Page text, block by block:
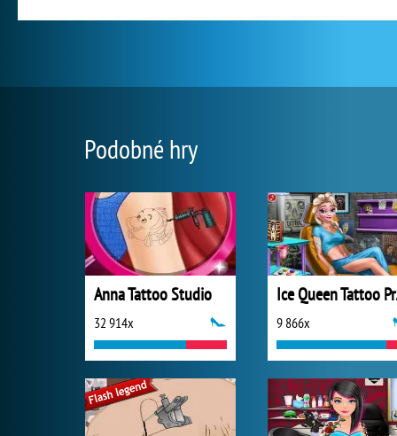
Podobné hry
Anna Tattoo Studio
32 914x
Ice
9 866x